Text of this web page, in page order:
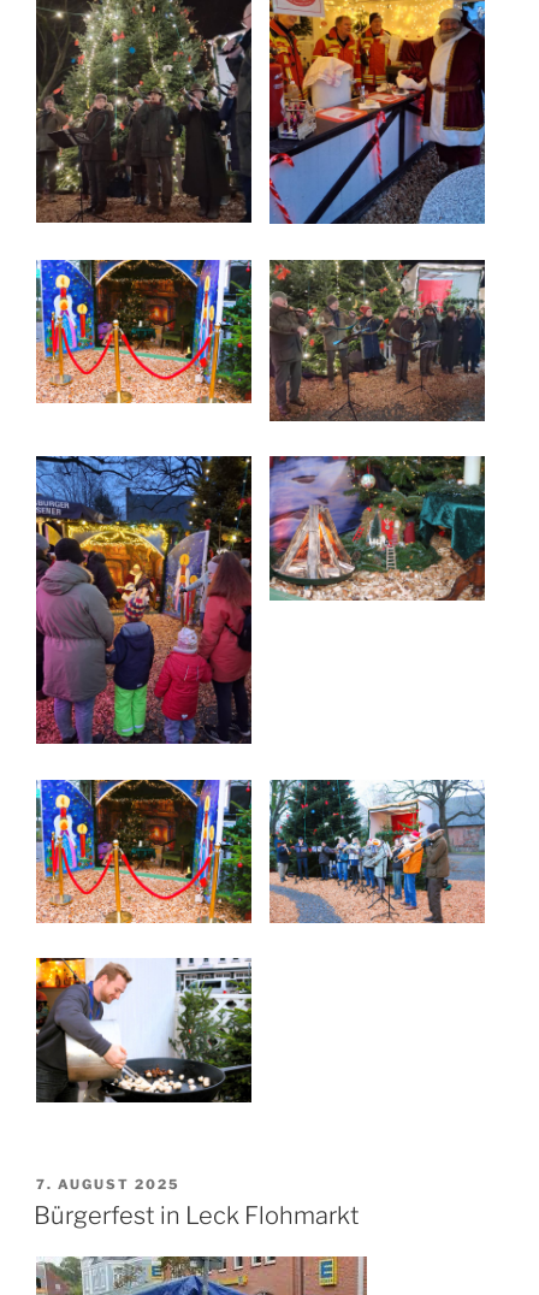
VERÖFFENTLICHT
AM
7. AUGUST 2025
Bürgerfest in Leck Flohmarkt